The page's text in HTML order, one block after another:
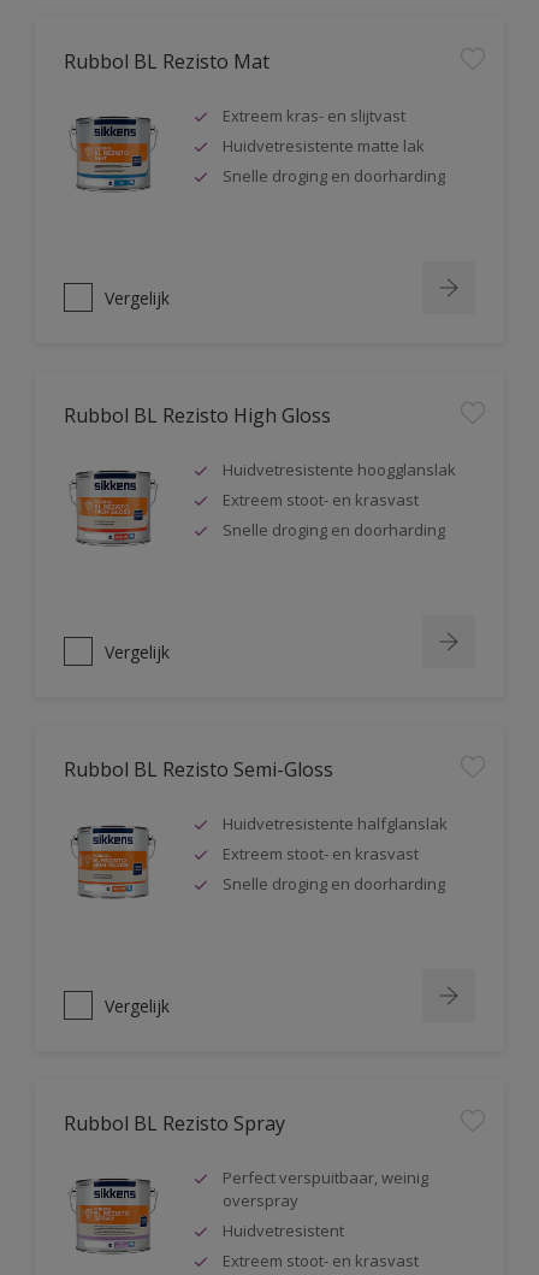
Rubbol BL Rezisto Mat
Extreem kras- en slijtvast
Huidvetresistente matte lak
Snelle droging en doorharding
Vergelijk
Rubbol BL Rezisto High Gloss
Huidvetresistente hoogglanslak
Extreem stoot- en krasvast
Snelle droging en doorharding
Vergelijk
Rubbol BL Rezisto Semi-Gloss
Huidvetresistente halfglanslak
Extreem stoot- en krasvast
Snelle droging en doorharding
Vergelijk
Rubbol BL Rezisto Spray
Perfect verspuitbaar, weinig
overspray
Huidvetresistent
Extreem stoot- en krasvast